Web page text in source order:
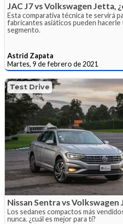
JAC J7 vs Volkswagen Jetta,
Esta comparativa técnica te servirá
fabricantes asiáticos pueden
segmento.
Astrid Zapata
Martes, 9 de febrero de 2021
Test Drive
Nissan Sentra vs Volkswagen
Los sedanes compactos más
nunca. ¿cuál es mejor para ti?